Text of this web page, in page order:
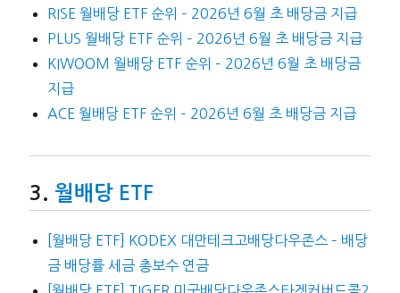
RISE 월배당 ETF 순위 – 2026년 6월 초 배당금 지급
PLUS 월배당 ETF 순위 – 2026년 6월 초 배당금 지급
KIWOOM 월배당 ETF 순위 – 2026년 6월 초 배당금
지급
ACE 월배당 ETF 순위 – 2026년 6월 초 배당금 지급
월배당 ETF
[월배당 ETF] KODEX 대만테크고배당다우존스 – 배당
금 배당률 세금 총보수 연금
[월배당 ETF] TIGER 미국배당다우존스타겟커버드콜2